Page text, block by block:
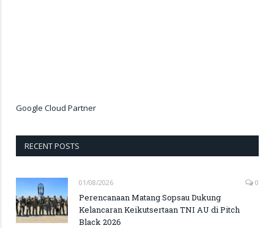
Google Cloud Partner
RECENT POSTS
01/08/2026 0
Perencanaan Matang Sopsau Dukung
Kelancaran Keikutsertaan TNI AU di Pitch
Black 2026